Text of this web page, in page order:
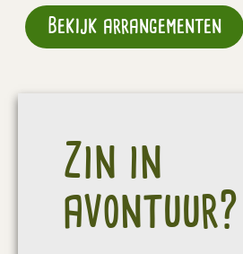
Bekijk arrangementen
Zin in
avontuur?